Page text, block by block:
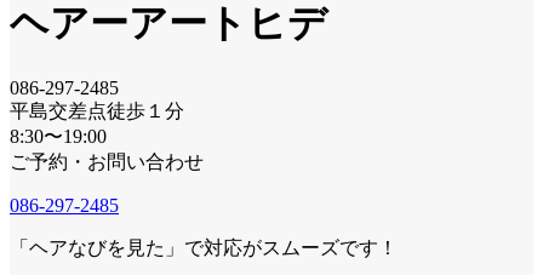
ヘアーアートヒデ
086-297-2485
平島交差点徒歩１分
8:30〜19:00
ご予約・お問い合わせ
086-297-2485
「ヘアなびを見た」で対応がスムーズです！